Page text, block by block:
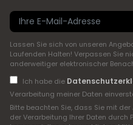
Lassen Sie sich von unseren
Laufenden Halten! Verpassen Sie
anderweitiger elektronischer
Ich habe die
Verarbeitung meiner Daten
Bitte beachten Sie, dass Sie mit
der Verarbeitung Ihrer Daten durch